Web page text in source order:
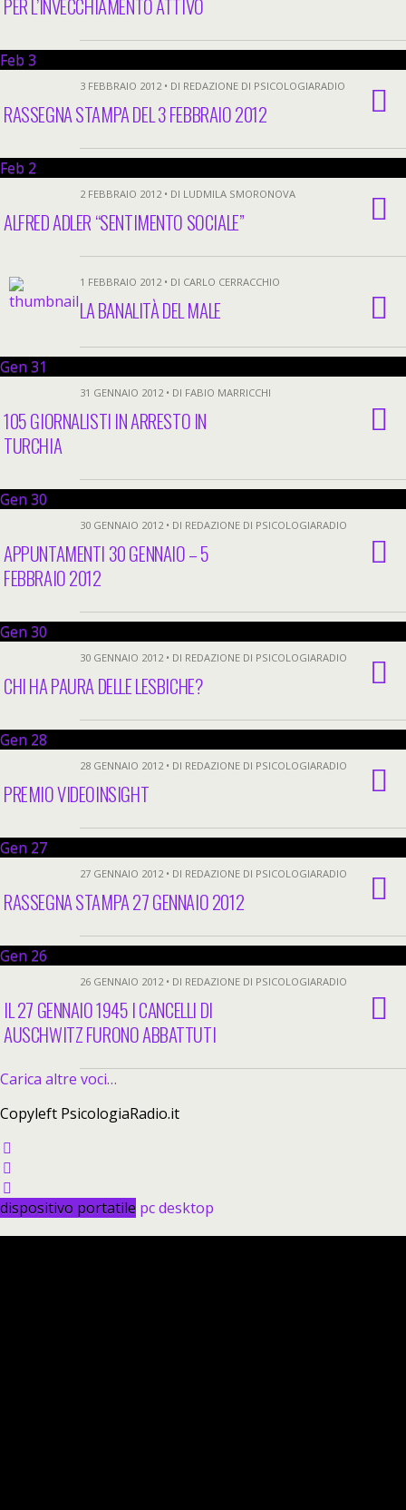
PER L’INVECCHIAMENTO ATTIVO
Feb 3
3 FEBBRAIO 2012 • DI REDAZIONE DI PSICOLOGIARADIO
RASSEGNA STAMPA DEL 3 FEBBRAIO 2012
Feb 2
2 FEBBRAIO 2012 • DI LUDMILA SMORONOVA
ALFRED ADLER “SENTIMENTO SOCIALE”
1 FEBBRAIO 2012 • DI CARLO CERRACCHIO
LA BANALITÀ DEL MALE
Gen 31
31 GENNAIO 2012 • DI FABIO MARRICCHI
105 GIORNALISTI IN ARRESTO IN
TURCHIA
Gen 30
30 GENNAIO 2012 • DI REDAZIONE DI PSICOLOGIARADIO
APPUNTAMENTI 30 GENNAIO – 5
FEBBRAIO 2012
Gen 30
30 GENNAIO 2012 • DI REDAZIONE DI PSICOLOGIARADIO
CHI HA PAURA DELLE LESBICHE?
Gen 28
28 GENNAIO 2012 • DI REDAZIONE DI PSICOLOGIARADIO
PREMIO VIDEOINSIGHT
Gen 27
27 GENNAIO 2012 • DI REDAZIONE DI PSICOLOGIARADIO
RASSEGNA STAMPA 27 GENNAIO 2012
Gen 26
26 GENNAIO 2012 • DI REDAZIONE DI PSICOLOGIARADIO
IL 27 GENNAIO 1945 I CANCELLI DI
AUSCHWITZ FURONO ABBATTUTI
Carica altre voci…
Copyleft PsicologiaRadio.it
dispositivo portatile pc desktop